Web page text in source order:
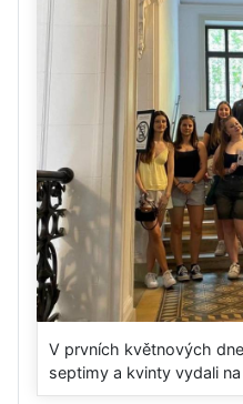
V prvních květnových
septimy a kvinty vydali